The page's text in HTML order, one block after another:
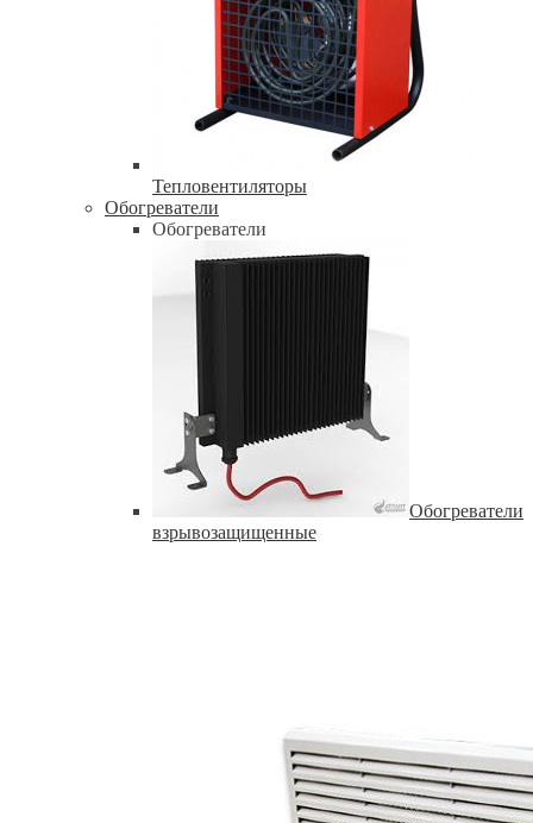
Тепловентиляторы
Обогреватели
Обогреватели
Обогреватели
взрывозащищенные